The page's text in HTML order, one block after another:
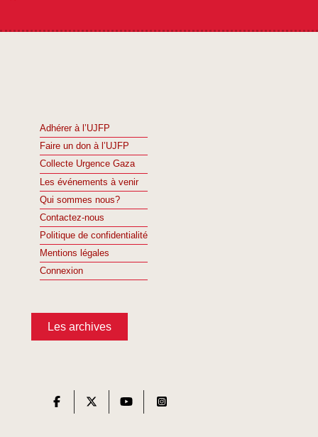
Adhérer à l’UJFP
Faire un don à l’UJFP
Collecte Urgence Gaza
Les événements à venir
Qui sommes nous?
Contactez-nous
Politique de confidentialité
Mentions légales
Connexion
Les archives